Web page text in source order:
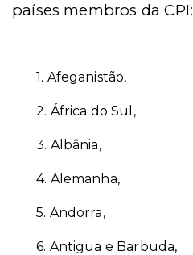
países membros da CPI:
1. Afeganistão,
2. África do Sul,
3. Albânia,
4. Alemanha,
5. Andorra,
6. Antigua e Barbuda,